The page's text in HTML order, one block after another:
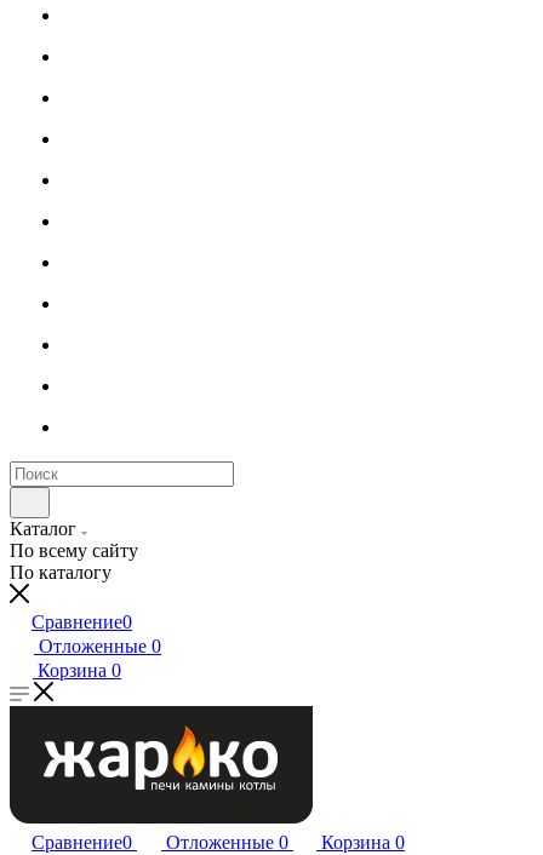
Каталог
По всему сайту
По каталогу
Сравнение0
Отложенные 0
Корзина 0
Сравнение0 Отложенные 0 Корзина 0